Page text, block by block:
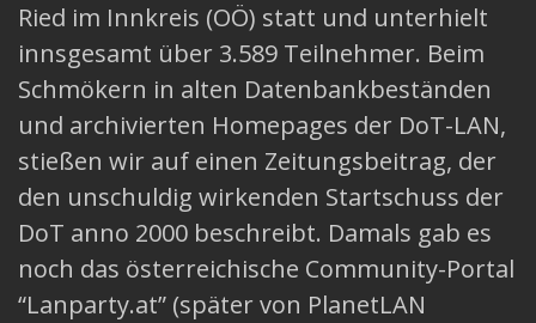
Ried im Innkreis (OÖ) statt und unterhielt
innsgesamt über 3.589 Teilnehmer. Beim
Schmökern in alten Datenbankbeständen
und archivierten Homepages der DoT-LAN,
stießen wir auf einen Zeitungsbeitrag, der
den unschuldig wirkenden Startschuss der
DoT anno 2000 beschreibt. Damals gab es
noch das österreichische Community-Portal
“Lanparty.at” (später von PlanetLAN